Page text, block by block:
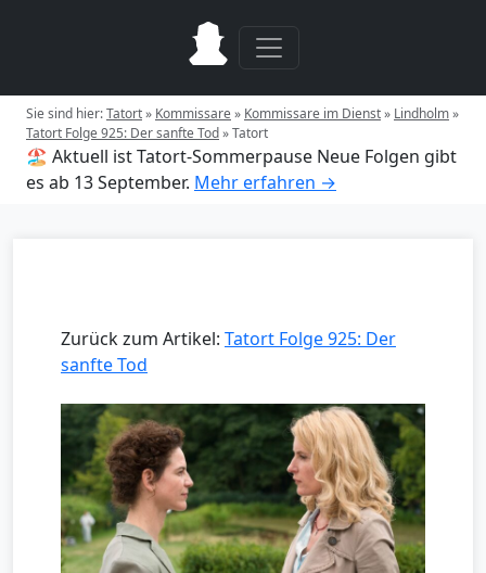
Sie sind hier:Tatort» Kommissare» Kommissare im Dienst» Lindholm»
Tatort Folge 925: Der sanfte Tod»Tatort
🏖️ Aktuell ist Tatort-Sommerpause Neue Folgen gibt
es ab 13 September. Mehr erfahren →
Zurück zum Artikel: Tatort Folge 925: Der
sanfte Tod